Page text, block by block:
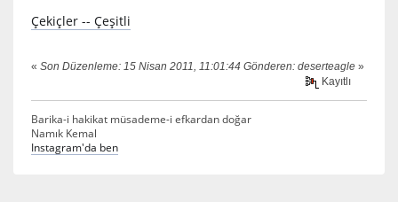
Çekiçler -- Çeşitli
« Son Düzenleme: 15 Nisan 2011, 11:01:44 Gönderen: deserteagle »
Kayıtlı
Barika-i hakikat müsademe-i efkardan doğar
Namık Kemal
Instagram'da ben